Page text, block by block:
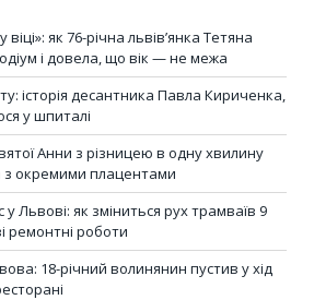
як 76-річна львів’янка Тетяна
і довела, що вік — не межа
історія десантника Павла Кириченка,
у шпиталі
Анни з різницею в одну хвилину
з окремими плацентами
Львові: як зміниться рух трамваїв 9
ремонтні роботи
18-річний волинянин пустив у хід